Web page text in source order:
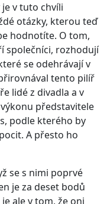
v tuto chvíli
otázky, kterou teď
hodnotíte. O tom,
společníci, rozhodují
se odehrávají v
tento pilíř
lidé z divadla a v
představitele
podle kterého by
A přesto ho
se s nimi poprvé
je za deset bodů
ale v tom, že oni